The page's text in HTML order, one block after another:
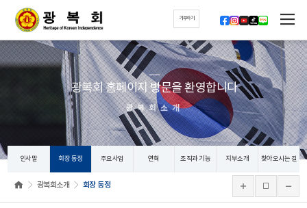
기부하기
광복회 홈페이지 방문을 환영합니다
광복회소개
인사말 회장 동정 주요사업 연혁 조직과 기능 지부소개 찾아오시는 길
광복회소개 회장 동정